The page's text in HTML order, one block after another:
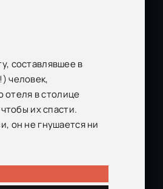
составлявшее в
человек,
в столице
их спасти.
он не гнушается ни